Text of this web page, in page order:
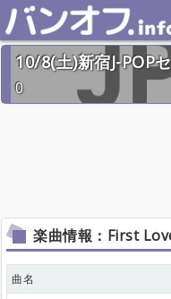
10/8(土)新宿J-POP
0
楽曲情報：First
曲名